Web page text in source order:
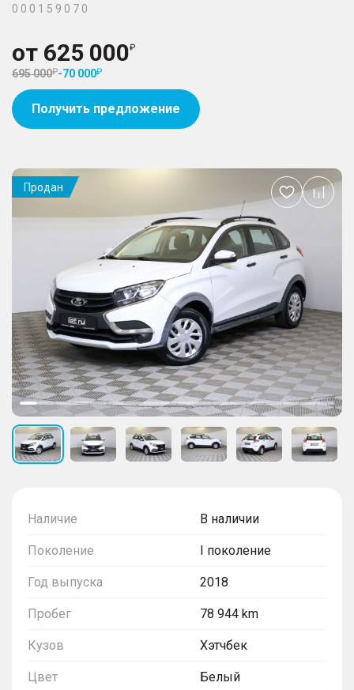
0 0 0 1 5 9 0 7 0
от 625 000
695 000 -70 000
Получить предложение
Наличие В наличии
Поколение I поколение
Год выпуска 2018
Пробег 78 944 km
Кузов Хэтчбек
Цвет Белый
Продан
Добавить
в